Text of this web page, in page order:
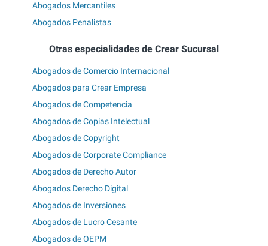
Abogados Mercantiles
Abogados Penalistas
Otras especialidades de Crear Sucursal
Abogados de Comercio Internacional
Abogados para Crear Empresa
Abogados de Competencia
Abogados de Copias Intelectual
Abogados de Copyright
Abogados de Corporate Compliance
Abogados de Derecho Autor
Abogados Derecho Digital
Abogados de Inversiones
Abogados de Lucro Cesante
Abogados de OEPM